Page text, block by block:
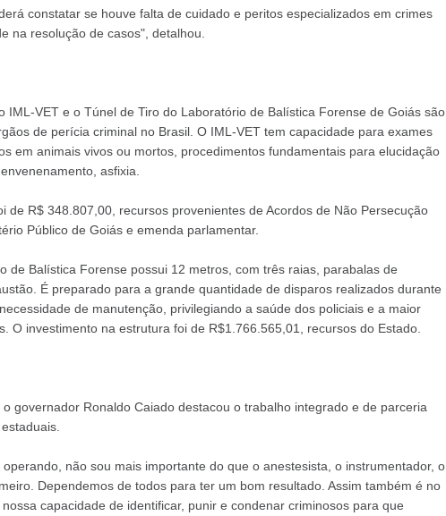
constatar se houve falta de cuidado e peritos especializados em crimes
na resolução de casos", detalhou.
IML-VET e o Túnel de Tiro do Laboratório de Balística Forense de Goiás são
de perícia criminal no Brasil. O IML-VET tem capacidade para exames
em animais vivos ou mortos, procedimentos fundamentais para elucidação
asfixia.
de R$ 348.807,00, recursos provenientes de Acordos de Não Persecução
Público de Goiás e emenda parlamentar.
de Balística Forense possui 12 metros, com três raias, parabalas de
É preparado para a grande quantidade de disparos realizados durante
de manutenção, privilegiando a saúde dos policiais e a maior
O investimento na estrutura foi de R$1.766.565,01, recursos do Estado.
governador Ronaldo Caiado destacou o trabalho integrado e de parceria
não sou mais importante do que o anestesista, o instrumentador, o
Dependemos de todos para ter um bom resultado. Assim também é no
capacidade de identificar, punir e condenar criminosos para que